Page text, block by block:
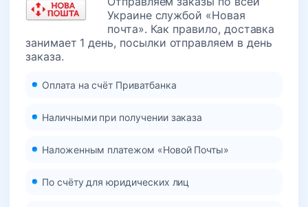
Украине службой «Новая
почта». Как правило, доставка
занимает 1 день, посылки отправляем в день
заказа.
Оплата на счёт Приватбанка
Наличными при получении заказа
Наложенным платежом «Новой Почты»
По счёту для юридических лиц